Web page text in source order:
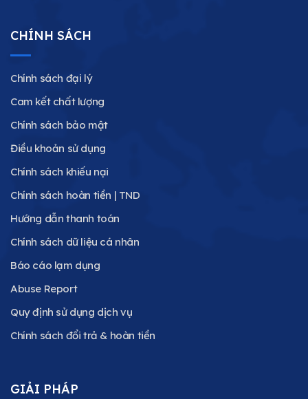
CHÍNH SÁCH
Chính sách đại lý
Cam kết chất lượng
Chính sách bảo mật
Điều khoản sử dụng
Chính sách khiếu nại
Chính sách hoàn tiền | TND
Hướng dẫn thanh toán
Chính sách dữ liệu cá nhân
Báo cáo lạm dụng
Abuse Report
Quy định sử dụng dịch vụ
Chính sách đổi trả & hoàn tiền
GIẢI PHÁP